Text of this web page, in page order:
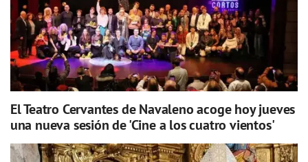
El Teatro Cervantes de Navaleno acoge hoy jueves
una nueva sesión de 'Cine a los cuatro vientos'